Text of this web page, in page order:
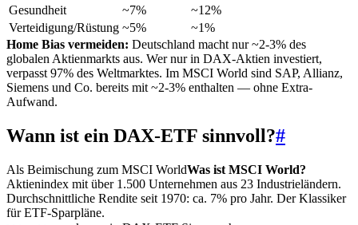
Gesundheit
~7%
~12%
Verteidigung/Rüstung ~5%
~1%
Home Bias vermeiden: Deutschland macht nur ~2-3% des
globalen Aktienmarkts aus. Wer nur in DAX-Aktien investiert,
verpasst 97% des Weltmarktes. Im MSCI World sind SAP, Allianz,
Siemens und Co. bereits mit ~2-3% enthalten — ohne Extra-
Aufwand.
Wann ist ein DAX-ETF sinnvoll?#
Als Beimischung zum MSCI WorldWas ist MSCI World?
Aktienindex mit über 1.500 Unternehmen aus 23 Industrieländern.
Durchschnittliche Rendite seit 1970: ca. 7% pro Jahr. Der Klassiker
für ETF-Sparpläne.